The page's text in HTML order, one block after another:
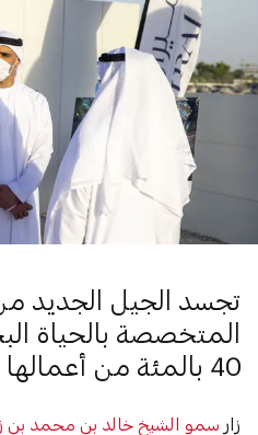
تجسد الجيل الجديد
المتخصصة بالحياة
40 بالمئة من أعمالها
زار سمو الشيخ خالد بن محمد بن